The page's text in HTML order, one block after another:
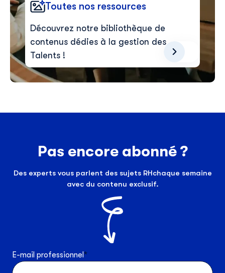
Toutes nos ressources
Découvrez notre bibliothèque de
contenus dédies à la gestion des
Talents !
Pas encore abonné ?
Des experts vous parlent des sujets RHchaque semaine
avec du contenu exclusif.
E-mail professionnel *